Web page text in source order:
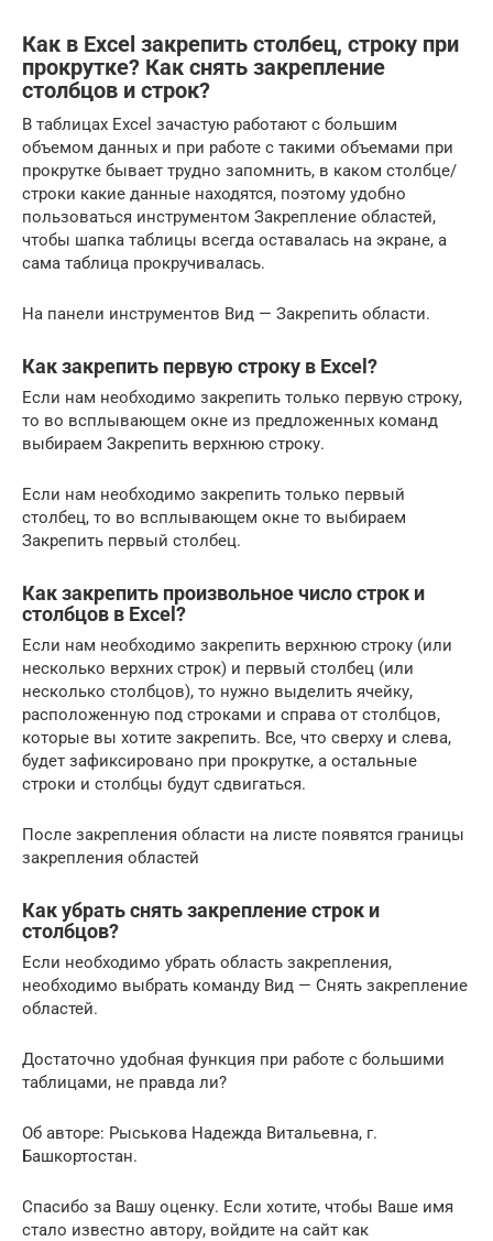
Как в Excel закрепить столбец, строку при
прокрутке? Как снять закрепление
столбцов и строк?
В таблицах Excel зачастую работают c большим
объемом данных и при работе с такими объемами при
прокрутке бывает трудно запомнить, в каком столбце/
строки какие данные находятся, поэтому удобно
пользоваться инструментом Закрепление областей,
чтобы шапка таблицы всегда оставалась на экране, а
сама таблица прокручивалась.
На панели инструментов Вид — Закрепить области.
Как закрепить первую строку в Excel?
Если нам необходимо закрепить только первую строку,
то во всплывающем окне из предложенных команд
выбираем Закрепить верхнюю строку.
Если нам необходимо закрепить только первый
столбец, то во всплывающем окне то выбираем
Закрепить первый столбец.
Как закрепить произвольное число строк и
столбцов в Excel?
Если нам необходимо закрепить верхнюю строку (или
несколько верхних строк) и первый столбец (или
несколько столбцов), то нужно выделить ячейку,
расположенную под строками и справа от столбцов,
которые вы хотите закрепить. Все, что сверху и слева,
будет зафиксировано при прокрутке, а остальные
строки и столбцы будут сдвигаться.
После закрепления области на листе появятся границы
закрепления областей
Как убрать снять закрепление строк и
столбцов?
Если необходимо убрать область закрепления,
необходимо выбрать команду Вид — Снять закрепление
областей.
Достаточно удобная функция при работе с большими
таблицами, не правда ли?
Об авторе: Рыськова Надежда Витальевна, г.
Башкортостан.
Спасибо за Вашу оценку. Если хотите, чтобы Ваше имя
стало известно автору, войдите на сайт как